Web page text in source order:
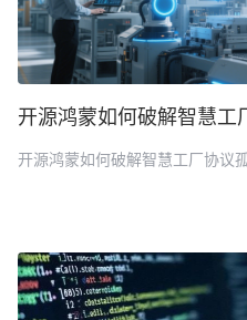
开源鸿蒙如何破解智慧工厂协议